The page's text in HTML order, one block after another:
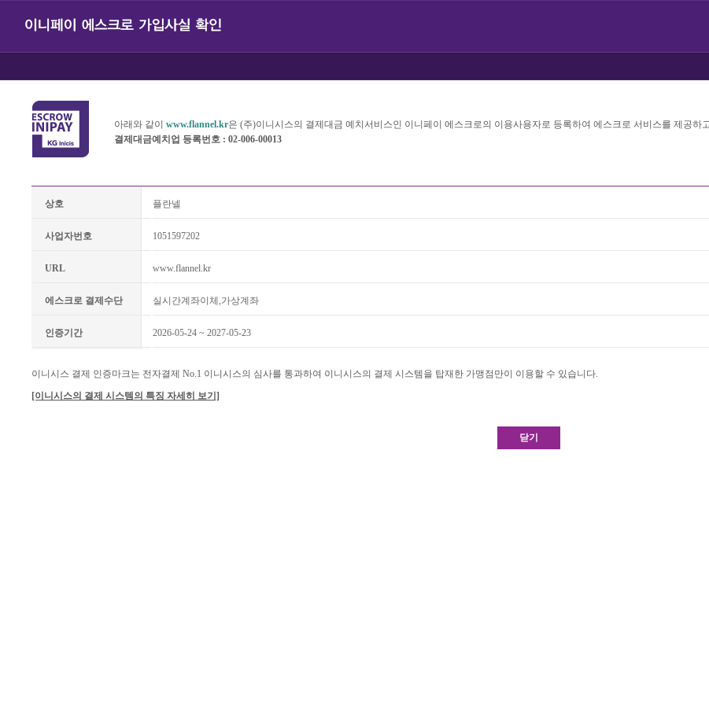
아래와 같이 www.flannel.kr은 (주)이니시스의 결제대금 예치서비스인 이니페이 에스크로의 이용사용자로 등록하여 에스크로 서비스를 제공
결제대금예치업 등록번호 : 02-006-00013
상호 플란넬
사업자번호 1051597202
URL www.flannel.kr
에스크로 결제수단 실시간계좌이체,가상계좌
인증기간 2026-05-24 ~ 2027-05-23
이니시스 결제 인증마크는 전자결제 No.1 이니시스의 심사를 통과하여 이니시스의 결제 시스템을 탑재한 가맹점만이 이용할 수 있습니다.
[이니시스의 결제 시스템의 특징 자세히 보기]
닫기